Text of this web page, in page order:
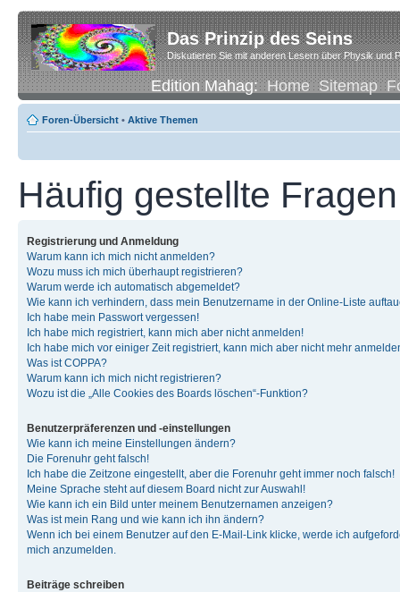
Das Prinzip des Seins
Diskutieren Sie mit anderen Lesern über Physik und
Edition Mahag:Home Sitemap
Foren-Übersicht • Aktive Themen
Häufig gestellte Fragen
Registrierung und Anmeldung
Warum kann ich mich nicht anmelden?
Wozu muss ich mich überhaupt registrieren?
Warum werde ich automatisch abgemeldet?
Wie kann ich verhindern, dass mein Benutzername in der Online-Liste
Ich habe mein Passwort vergessen!
Ich habe mich registriert, kann mich aber nicht anmelden!
Ich habe mich vor einiger Zeit registriert, kann mich aber nicht mehr
Was ist COPPA?
Warum kann ich mich nicht registrieren?
Wozu ist die „Alle Cookies des Boards löschen“-Funktion?
Benutzerpräferenzen und -einstellungen
Wie kann ich meine Einstellungen ändern?
Die Forenuhr geht falsch!
Ich habe die Zeitzone eingestellt, aber die Forenuhr geht immer noch falsch!
Meine Sprache steht auf diesem Board nicht zur Auswahl!
Wie kann ich ein Bild unter meinem Benutzernamen anzeigen?
Was ist mein Rang und wie kann ich ihn ändern?
Wenn ich bei einem Benutzer auf den E-Mail-Link klicke, werde ich
mich anzumelden.
Beiträge schreiben